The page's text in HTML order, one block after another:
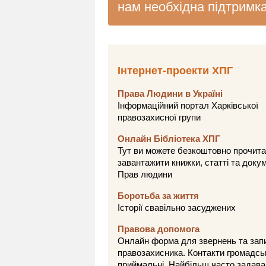
нам необхідна
Інтернет-проекти ХПГ
Права Людини в Україні
Інформаційний портал Харківської
правозахисної групи
Онлайн Бібліотека ХПГ
Тут ви можете безкоштовно
завантажити книжки, статті та
Прав людини
Боротьба за життя
Історії свавільно засуджених
Правова допомога
Онлайн форма для звернень та
правозахисника. Контакти